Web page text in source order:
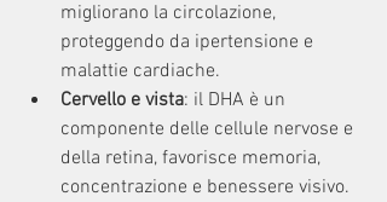
migliorano la circolazione,
proteggendo da ipertensione e
malattie cardiache.
Cervello e vista: il DHA è un
componente delle cellule nervose e
della retina, favorisce memoria,
concentrazione e benessere visivo.